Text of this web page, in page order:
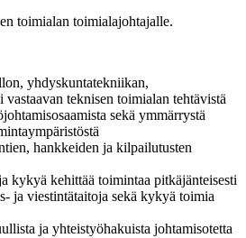
toimialan toimialajohtajalle.
yhdyskuntatekniikan,
vastaavan teknisen toimialan tehtävistä
sekä ymmärrystä
hankkeiden ja kilpailutusten
kykyä kehittää toimintaa pitkäjänteisesti
ja viestintätaitoja sekä kykyä toimia
ja yhteistyöhakuista johtamisotetta